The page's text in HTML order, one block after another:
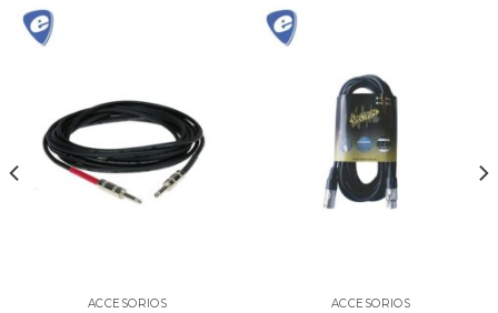
ACCESORIOS ACCESORIOS